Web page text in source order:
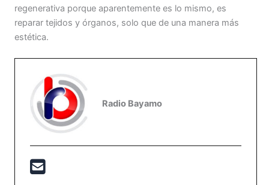
regenerativa porque aparentemente es lo mismo, es
reparar tejidos y órganos, solo que de una manera más
estética.
Radio Bayamo